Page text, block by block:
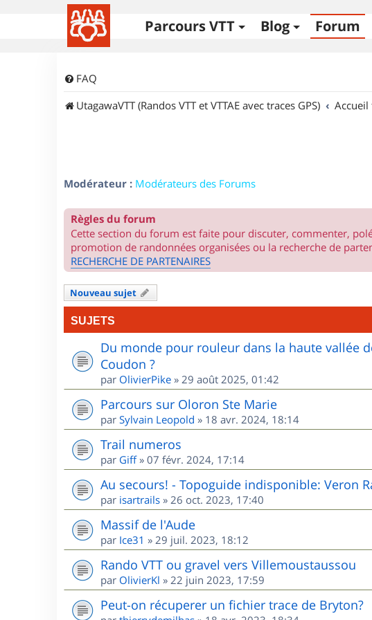
Parcours VTT Blog Forum
FAQ
UtagawaVTT (Randos VTT et VTTAE avec traces GPS)
Modérateur : Modérateurs des Forums
Règles du forum
Cette section du forum est faite pour discuter, commenter,
promotion de randonnées organisées ou la recherche de
RECHERCHE DE PARTENAIRES
Nouveau sujet
SUJETS
Du monde pour rouleur dans la haute vallée
Coudon ?
par OlivierPike » 29 août 2025, 01:42
Parcours sur Oloron Ste Marie
par Sylvain Leopold » 18 avr. 2024, 18:14
Trail numeros
par Giff» 07 févr. 2024, 17:14
Au secours! - Topoguide indisponible: Veron
par isartrails » 26 oct. 2023, 17:40
Massif de l'Aude
par Ice31 » 29 juil. 2023, 18:12
Rando VTT ou gravel vers Villemoustaussou
par OlivierKl » 22 juin 2023, 17:59
Peut-on récuperer un fichier trace de Bryton?